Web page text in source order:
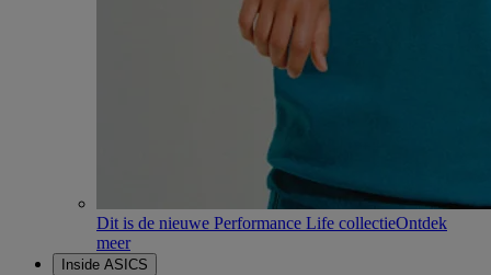
Dit is de nieuwe Performance Life collectieOntdek
meer
Inside ASICS